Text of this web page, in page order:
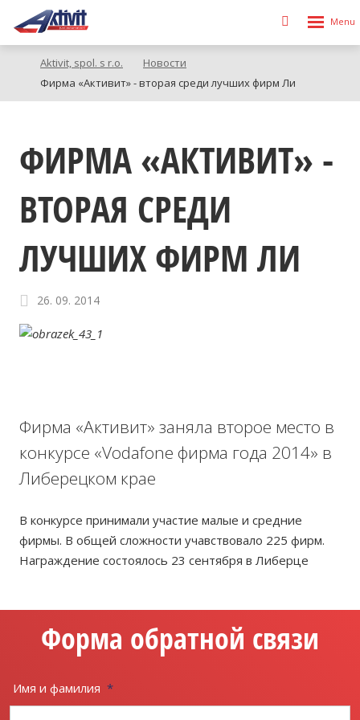
Vyhledávání
Rozbalení
Aktivit, spol. s r.o.
Новости
Фирма «Активит» - вторая среди лучших фирм Ли
ФИРМА «АКТИВИТ» -
ВТОРАЯ СРЕДИ
ЛУЧШИХ ФИРМ ЛИ
26. 09. 2014
Фирма «Активит» заняла второе место в
конкурсе «Vodafone фирма года 2014» в
Либерецком крае
В конкурсе принимали участие малые и средние
фирмы. В общей сложности учавствовало 225 фирм.
Награждение состоялось 23 сентября в Либерце
Форма обратной связи
Имя и фамилия *